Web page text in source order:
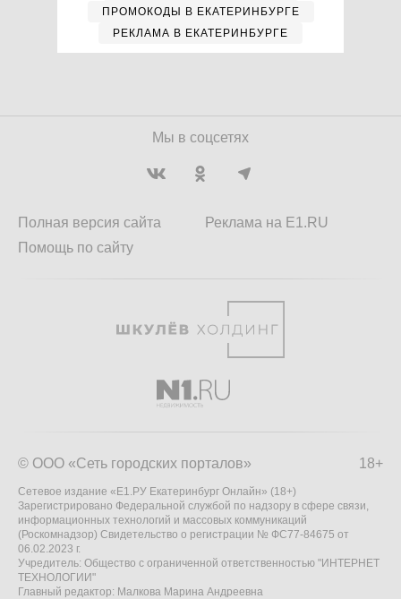
ПРОМОКОДЫ В ЕКАТЕРИНБУРГЕ
РЕКЛАМА В ЕКАТЕРИНБУРГЕ
Мы в соцсетях
Полная версия сайта
Помощь по сайту
Реклама на E1.RU
18+
© ООО «Сеть городских порталов»
Сетевое издание «Е1.РУ Екатеринбург Онлайн» (18+)
Зарегистрировано Федеральной службой по надзору в сфере связи,
информационных технологий и массовых коммуникаций
(Роскомнадзор) Свидетельство о регистрации № ФС77-84675 от
06.02.2023 г.
Учредитель: Общество с ограниченной ответственностью "ИНТЕРНЕТ
ТЕХНОЛОГИИ"
Главный редактор: Малкова Марина Андреевна